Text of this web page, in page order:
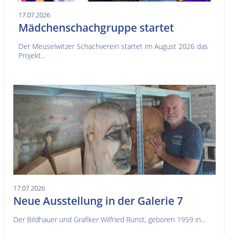
17.07.2026
Mädchenschachgruppe startet
Der Meuselwitzer Schachverein startet im August 2026 das
Projekt...
17.07.2026
Neue Ausstellung in der Galerie 7
Der Bildhauer und Grafiker Wilfried Runst, geboren 1959 in...